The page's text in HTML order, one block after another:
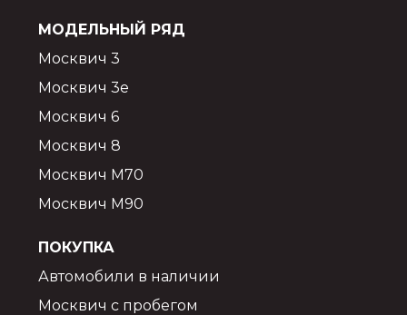
МОДЕЛЬНЫЙ РЯД
Москвич 3
Москвич 3e
Москвич 6
Москвич 8
Москвич М70
Москвич М90
ПОКУПКА
Автомобили в наличии
Москвич с пробегом